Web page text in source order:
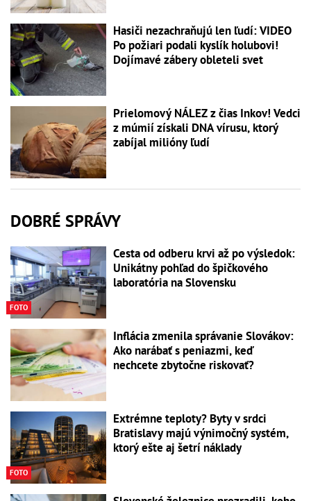
Hasiči nezachraňujú len ľudí: VIDEO
Po požiari podali kyslík holubovi!
Dojímavé zábery obleteli svet
Prielomový NÁLEZ z čias Inkov! Vedci
z múmií získali DNA vírusu, ktorý
zabíjal milióny ľudí
DOBRÉ SPRÁVY
FOTO
Cesta od odberu krvi až po výsledok:
Unikátny pohľad do špičkového
laboratória na Slovensku
Inflácia zmenila správanie Slovákov:
Ako narábať s peniazmi, keď
nechcete zbytočne riskovať?
FOTO
Extrémne teploty? Byty v srdci
Bratislavy majú výnimočný systém,
ktorý ešte aj šetrí náklady